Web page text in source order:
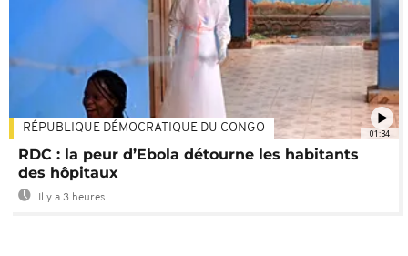
01:34
RÉPUBLIQUE DÉMOCRATIQUE DU CONGO
RDC : la peur d’Ebola détourne les habitants
des hôpitaux
Il y a 3 heures